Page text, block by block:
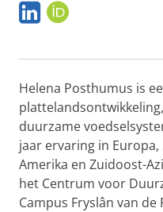
L
i
k
d
I
n
I
Helena Posthumus is
duurzame
jaar ervaring in Europa,
Amerika en Zuidoost-
het Centrum voor
Campus Fryslân van